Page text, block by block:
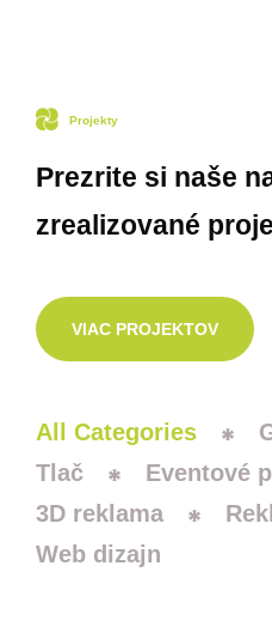
Projekty
Prezrite si naše
zrealizované
VIAC PROJEKTOV
All Categories
Tlač
Eventové
3D reklama
Web dizajn